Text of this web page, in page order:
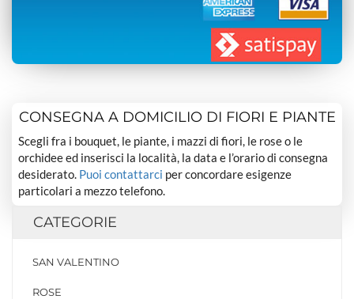
CONSEGNA A DOMICILIO DI FIORI E PIANTE
Scegli fra i bouquet, le piante, i mazzi di fiori, le rose o le
orchidee ed inserisci la località, la data e l’orario di consegna
desiderato. Puoi contattarci per concordare esigenze
particolari a mezzo telefono.
CATEGORIE
SAN VALENTINO
ROSE